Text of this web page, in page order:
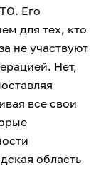
Его
для тех, кто
не участвуют
Нет,
все свои
область